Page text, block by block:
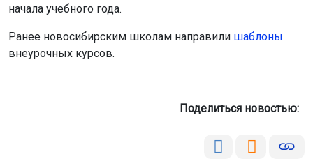
начала учебного года.
Ранее новосибирским школам направили шаблоны
внеурочных курсов.
Поделиться новостью: